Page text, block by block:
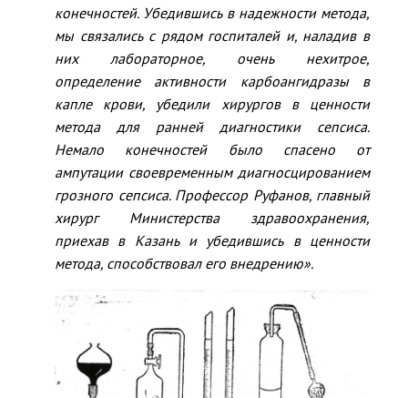
конечностей. Убедившись в надежности метода,
мы связались с рядом госпиталей и, наладив в
них лабораторное, очень нехитрое,
определение активности карбоангидразы в
капле крови, убедили хирургов в ценности
метода для ранней диагностики сепсиса.
Немало конечностей было спасено от
ампутации своевременным диагносцированием
грозного сепсиса. Профессор Руфанов, главный
хирург Министерства здравоохранения,
приехав в Казань и убедившись в ценности
метода, способствовал его внедрению».